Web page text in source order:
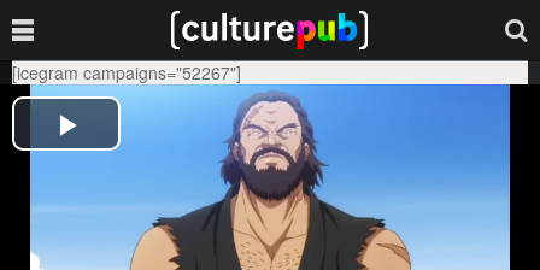
[icegram campaigns="52267"]